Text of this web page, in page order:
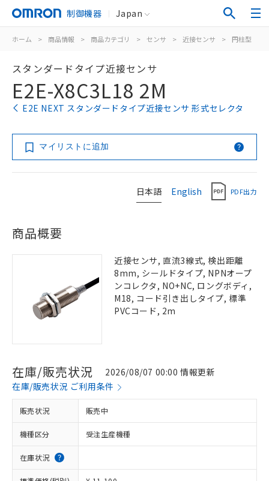
制御機器 Japan
ホーム > 商品情報 > 商品カテゴリ > センサ > 近接センサ > 円柱型
スタンダードタイプ近接センサ
E2E-X8C3L18 2M
E2E NEXT スタンダードタイプ近接センサ 形式セレクタ
マイリストに追加
日本語 English PDF出力
商品概要
近接センサ, 直流3線式, 検出距離
8mm, シールドタイプ, NPNオープ
ンコレクタ, NO+NC, ロングボディ,
M18, コード引き出しタイプ, 標準
PVCコード, 2m
在庫/販売状況
2026/08/07 00:00 情報更新
在庫/販売状況 ご利用条件
販売状況 販売中
機種区分 受注生産機種
在庫状況